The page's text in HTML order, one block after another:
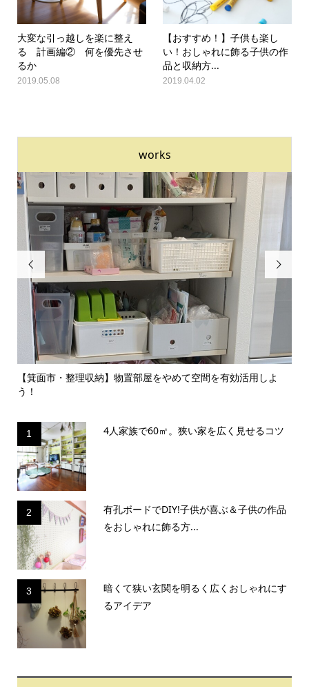
大変な引っ越しを楽に整え
る 計画編② 何を優先させ
るか
2019.05.08
【おすすめ！】子供も楽し
い！おしゃれに飾る子供の作
品と収納方...
2019.04.02
works

【箕面市・整理収納】物置部屋をやめて空間を有効活用しよ
う！

1 4人家族で60㎡。狭い家を広く見せるコツ
2
有孔ボードでDIY!子供が喜ぶ＆子供の作品
をおしゃれに飾る方...
3
暗くて狭い玄関を明るく広くおしゃれにす
るアイデア